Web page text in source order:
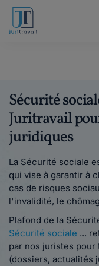
Sécurité
Juritravail
juridiques
La Sécurité sociale
qui vise à garantir à
cas de risques
l'invalidité, le
Plafond de la
Sécurité sociale ...
par nos juristes
(dossiers, actualités